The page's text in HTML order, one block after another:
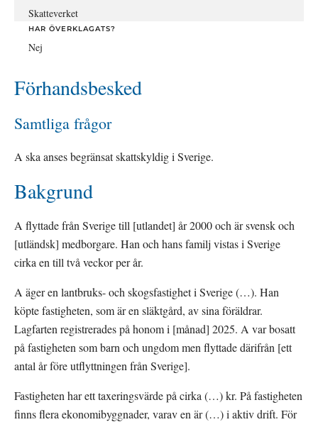
Skatteverket
HAR ÖVERKLAGATS?
Nej
Förhandsbesked
Samtliga frågor
A ska anses begränsat skattskyldig i Sverige.
Bakgrund
A flyttade från Sverige till [utlandet] år 2000 och är svensk och
[utländsk] medborgare. Han och hans familj vistas i Sverige
cirka en till två veckor per år.
A äger en lantbruks- och skogsfastighet i Sverige (…). Han
köpte fastigheten, som är en släktgård, av sina föräldrar.
Lagfarten registrerades på honom i [månad] 2025. A var bosatt
på fastigheten som barn och ungdom men flyttade därifrån [ett
antal år före utflyttningen från Sverige].
Fastigheten har ett taxeringsvärde på cirka (…) kr. På fastigheten
finns flera ekonomibyggnader, varav en är (…) i aktiv drift. För